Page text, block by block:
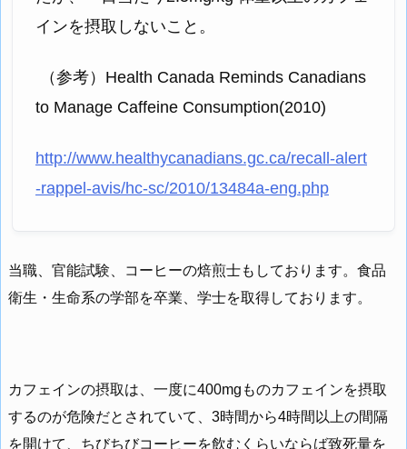
インを摂取しないこと。
（参考）Health Canada Reminds Canadians
to Manage Caffeine Consumption(2010)
http://www.healthycanadians.gc.ca/recall-alert
-rappel-avis/hc-sc/2010/13484a-eng.php
当職、官能試験、コーヒーの焙煎士もしております。食品
衛生・生命系の学部を卒業、学士を取得しております。
カフェインの摂取は、一度に400mgものカフェインを摂取
するのが危険だとされていて、3時間から4時間以上の間隔
を開けて、ちびちびコーヒーを飲むくらいならば致死量を